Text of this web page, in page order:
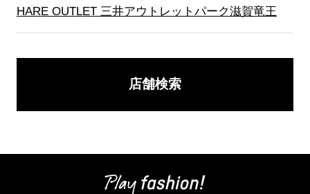
採用情報
IR情報
HARE OUTLET 三井アウトレットパーク滋賀竜王
店舗検索